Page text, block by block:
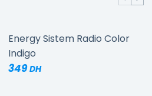
Energy Sistem Radio Color
Indigo
349